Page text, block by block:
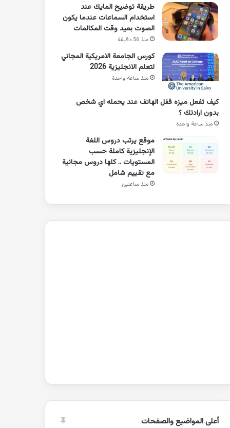
طريقة توضيح المايك عند
استخدام السماعات عندما يكون
الصوت بعيد وقت المكالمات
منذ 56 دقيقة
كورس الجامعة الامريكية المجاني
لتعلم الانجليزية 2026
منذ ساعة واحدة
كيف تفعل ميزه قفل الهاتف عند يحمله اي شخص
بدون ارادتك ؟
منذ ساعة واحدة
موقع يرتب دروس اللغة
الإنجليزية كاملة حسب
المستويات .. كلها دروس مجانية
مع تقييم شامل
منذ ساعتين
أعلى المواضيع والصفحات